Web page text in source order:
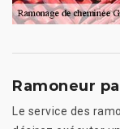
Ramoneur
Le service des